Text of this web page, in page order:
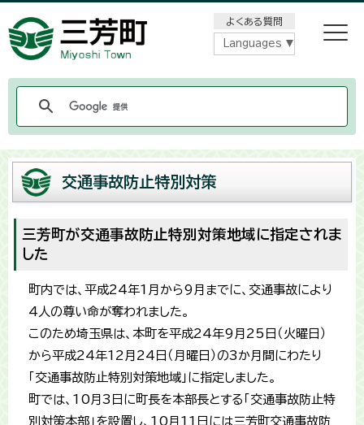
よくある質問
Languages
交通事故防止特別対策
三芳町が交通事故防止特別対策地域に指定されま
した
町内では、平成24年1月から9月までに、交通事故により
4人の尊い命が奪われました。
このため埼玉県は、本町を平成24年9月25日（火曜日）
から平成24年12月24日（月曜日）の3か月間にわたり
「交通事故防止特別対策地域」に指定しました。
町では、10月3日に町長を本部長とする「交通事故防止特
別対策本部」を設置し、10月11日には三芳町交通事故防